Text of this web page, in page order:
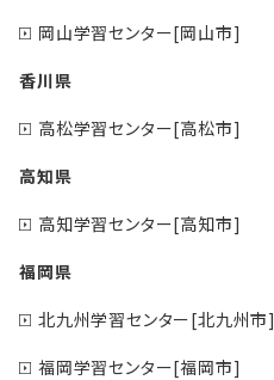
岡山学習センター[岡山市]
香川県
高松学習センター[高松市]
高知県
高知学習センター[高知市]
福岡県
北九州学習センター[北九州市]
福岡学習センター[福岡市]